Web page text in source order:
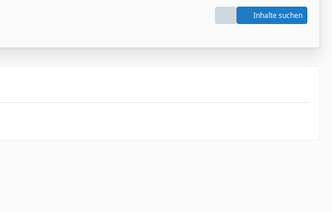
Inhalte suchen